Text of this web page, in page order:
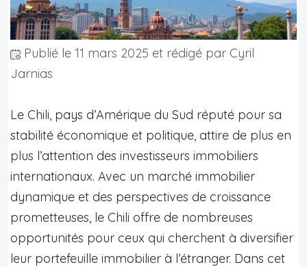
Publié le 11 mars 2025 et rédigé par Cyril
Jarnias
Le Chili, pays d’Amérique du Sud réputé pour sa
stabilité économique et politique, attire de plus en
plus l’attention des investisseurs immobiliers
internationaux. Avec un marché immobilier
dynamique et des perspectives de croissance
prometteuses, le Chili offre de nombreuses
opportunités pour ceux qui cherchent à diversifier
leur portefeuille immobilier à l’étranger. Dans cet